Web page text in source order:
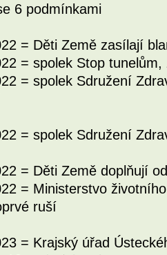
6 podmínkami
= Děti Země zasílají
= spolek Stop
= spolek Sdružení
= spolek Sdružení
= Děti Země doplňují
= Ministerstvo
ruší
= Krajský úřad